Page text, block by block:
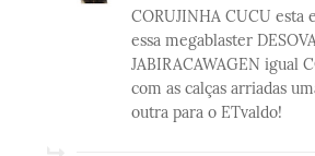
CORUJINHA CUCU esta
essa megablaster
JABIRACAWAGEN igual
com as calças arriadas
outra para o ETvaldo!